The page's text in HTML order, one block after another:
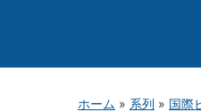
ホーム » 系列 » 国際